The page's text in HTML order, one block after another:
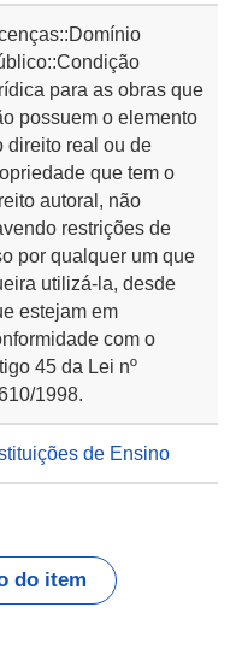
para as obras que
possuem o elemento
direito real ou de
que tem o
autoral, não
restrições de
por qualquer um que
utilizá-la, desde
estejam em
com o
45 da Lei nº
1998.
de Ensino
do item